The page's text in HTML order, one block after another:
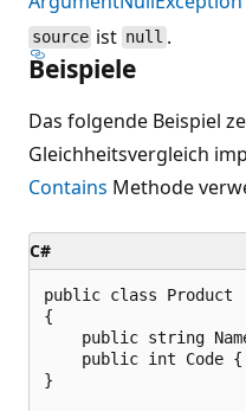
source ist null .
Beispiele
Das folgende Beispiel
Gleichheitsvergleich
Contains Methode
C#
public class Product
{
public string
public int Code
}